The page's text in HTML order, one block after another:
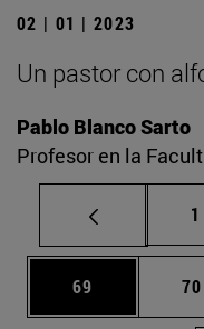
02 | 01 | 2023
Un pastor con
Pablo Blanco Sarto
Profesor en la
1
Página
69 70